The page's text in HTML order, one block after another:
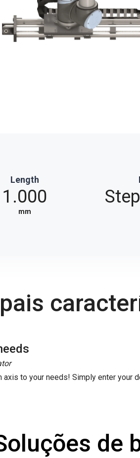
Length
1.000
mm
axis to your needs! Simply enter your
de